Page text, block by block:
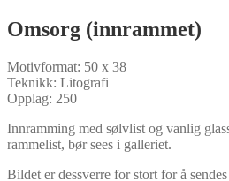
Omsorg (innrammet)
Motivformat: 50 x 38
Teknikk: Litografi
Opplag: 250
Innramming med sølvlist og vanlig
rammelist, bør sees i galleriet.
Bildet er dessverre for stort for å